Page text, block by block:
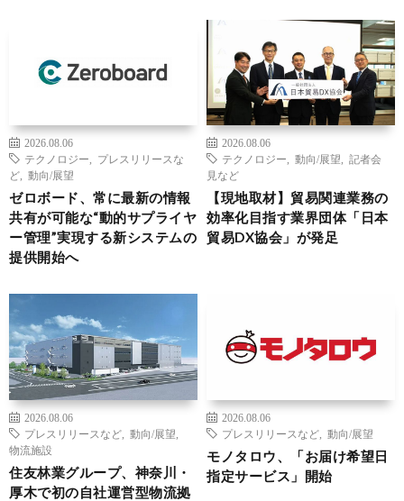
2026.08.06
テクノロジー
プレスリリースな
ど
動向/展望
ゼロボード、常に最新の情報
共有が可能な“動的サプライヤ
ー管理”実現する新システムの
提供開始へ
2026.08.06
テクノロジー
動向/展望
記者会
見など
【現地取材】貿易関連業務の
効率化目指す業界団体「日本
貿易DX協会」が発足
2026.08.06
プレスリリースなど
動向/展望
物流施設
住友林業グループ、神奈川・
厚木で初の自社運営型物流拠
2026.08.06
プレスリリースなど
動向/展望
モノタロウ、「お届け希望日
指定サービス」開始